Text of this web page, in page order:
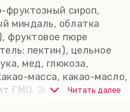
фруктозный сироп,
миндаль, облатка
фруктовое пюре
пектин), цельное
мед, глюкоза,
масса, какао-масло,
ГМО. Энергетическая
Читать далее